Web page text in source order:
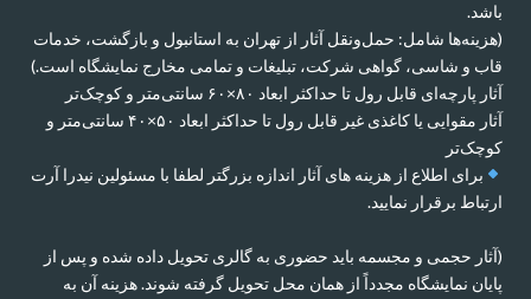
باشد.
(هزینه‌ها شامل: حمل‌ونقل آثار از تهران به استانبول و بازگشت، خدمات
قاب و شاسی، گواهی شرکت، تبلیغات و تمامی مخارج نمایشگاه است.)
آثار پارچه‌ای قابل رول تا حداکثر ابعاد ۸۰×۶۰ سانتی‌متر و کوچک‌تر
آثار مقوایی یا کاغذی غیر قابل رول تا حداکثر ابعاد ۵۰×۴۰ سانتی‌متر و
کوچک‌تر
برای اطلاع از هزینه های آثار اندازه بزرگتر لطفا با مسئولین نیدرا آرت
ارتباط برقرار نمایید.
(آثار حجمی و مجسمه باید حضوری به گالری تحویل داده شده و پس از
پایان نمایشگاه مجدداً از همان محل تحویل گرفته شوند. هزینه آن به